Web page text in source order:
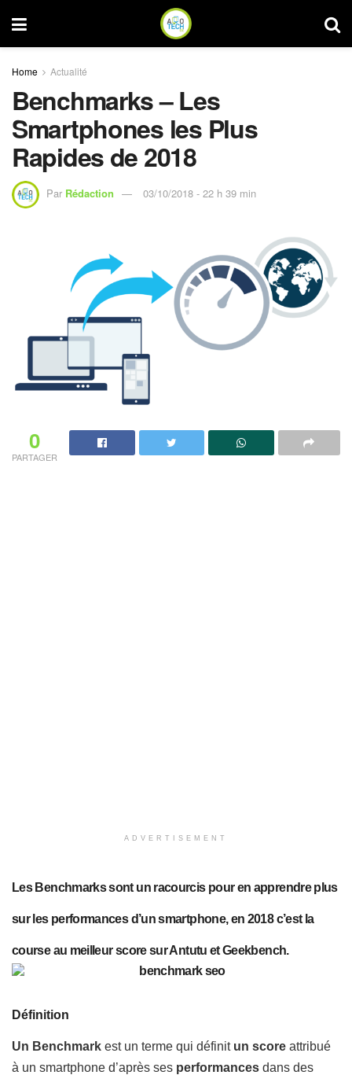
Home Actualité
Benchmarks – Les
Smartphones les Plus
Rapides de 2018
Par Rédaction 03/10/2018 - 22 h 39 min
0
PARTAGER
ADVERTISEMENT
Les Benchmarks sont un racourcis pour en apprendre plus
sur les performances d’un smartphone, en 2018 c’est la
course au meilleur score sur Antutu et Geekbench.
Définition
Un Benchmark est un terme qui définit un score attribué
à un smartphone d’après ses performances dans des